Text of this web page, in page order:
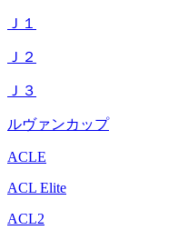
Ｊ１
Ｊ２
Ｊ３
ルヴァンカップ
ACLE
ACL Elite
ACL2